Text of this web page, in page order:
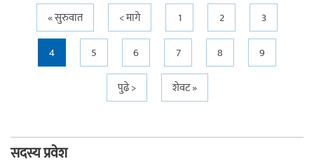
Pages« सुरुवात < मागे 1 2
3
4
5 6 7 8
9
पुढे >
शेवट »
सदस्य प्रवेश